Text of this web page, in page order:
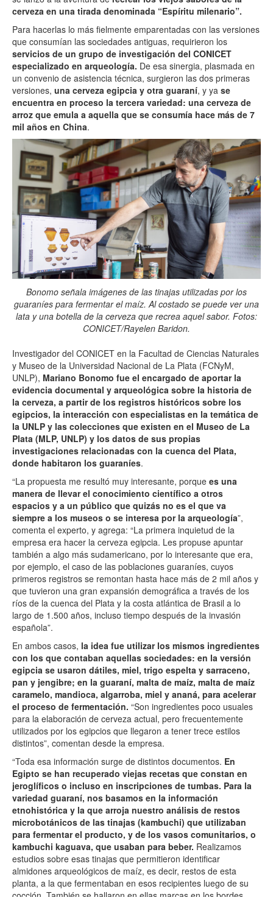
cerveza en una tirada denominada “Espíritu milenario”.
Para hacerlas lo más fielmente emparentadas con las versiones
que consumían las sociedades antiguas, requirieron los
servicios de un grupo de investigación del CONICET
especializado en arqueología. De esa sinergia, plasmada en
un convenio de asistencia técnica, surgieron las dos primeras
versiones, una cerveza egipcia y otra guaraní, y ya se
encuentra en proceso la tercera variedad: una cerveza de
arroz que emula a aquella que se consumía hace más de 7
mil años en China.
Bonomo señala imágenes de las tinajas utilizadas por los
guaraníes para fermentar el maíz. Al costado se puede ver una
lata y una botella de la cerveza que recrea aquel sabor. Fotos:
CONICET/Rayelen Baridon.
Investigador del CONICET en la Facultad de Ciencias Naturales
y Museo de la Universidad Nacional de La Plata (FCNyM,
UNLP), Mariano Bonomo fue el encargado de aportar la
evidencia documental y arqueológica sobre la historia de
la cerveza, a partir de los registros históricos sobre los
egipcios, la interacción con especialistas en la temática de
la UNLP y las colecciones que existen en el Museo de La
Plata (MLP, UNLP) y los datos de sus propias
investigaciones relacionadas con la cuenca del Plata,
donde habitaron los guaraníes.
“La propuesta me resultó muy interesante, porque es una
manera de llevar el conocimiento científico a otros
espacios y a un público que quizás no es el que va
siempre a los museos o se interesa por la arqueología”,
comenta el experto, y agrega: “La primera inquietud de la
empresa era hacer la cerveza egipcia. Les propuse apuntar
también a algo más sudamericano, por lo interesante que era,
por ejemplo, el caso de las poblaciones guaraníes, cuyos
primeros registros se remontan hasta hace más de 2 mil años y
que tuvieron una gran expansión demográfica a través de los
ríos de la cuenca del Plata y la costa atlántica de Brasil a lo
largo de 1.500 años, incluso tiempo después de la invasión
española”.
En ambos casos, la idea fue utilizar los mismos ingredientes
con los que contaban aquellas sociedades: en la versión
egipcia se usaron dátiles, miel, trigo espelta y sarraceno,
pan y jengibre; en la guaraní, malta de maíz, malta de maíz
caramelo, mandioca, algarroba, miel y ananá, para acelerar
el proceso de fermentación. “Son ingredientes poco usuales
para la elaboración de cerveza actual, pero frecuentemente
utilizados por los egipcios que llegaron a tener trece estilos
distintos”, comentan desde la empresa.
“Toda esa información surge de distintos documentos. En
Egipto se han recuperado viejas recetas que constan en
jeroglíficos o incluso en inscripciones de tumbas. Para la
variedad guaraní, nos basamos en la información
etnohistórica y la que arroja nuestro análisis de restos
microbotánicos de las tinajas (kambuchi) que utilizaban
para fermentar el producto, y de los vasos comunitarios, o
kambuchi kaguava, que usaban para beber. Realizamos
estudios sobre esas tinajas que permitieron identificar
almidones arqueológicos de maíz, es decir, restos de esta
planta, a la que fermentaban en esos recipientes luego de su